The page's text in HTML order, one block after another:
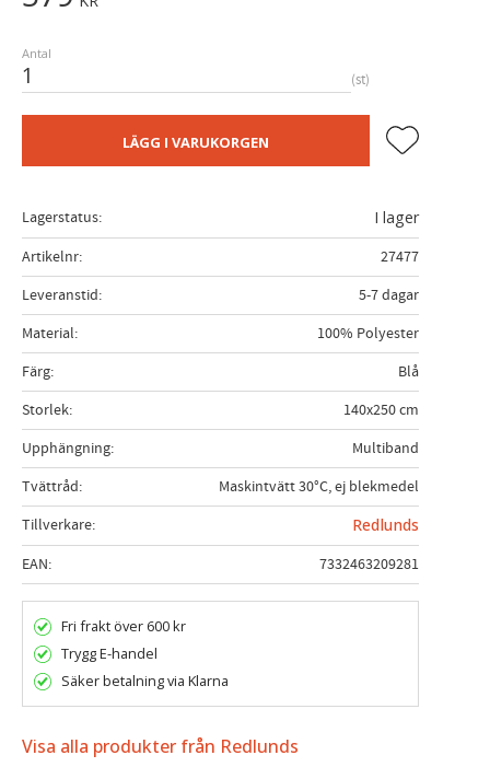
Antal
st
LÄGG I VARUKORGEN Lägg till i
Lagerstatus
I lager
Artikelnr
27477
Leveranstid
5-7 dagar
Material
100% Polyester
Färg
Blå
Storlek
140x250 cm
Upphängning
Multiband
Tvättråd
Maskintvätt 30°C, ej blekmedel
Tillverkare
Redlunds
EAN
7332463209281
Fri frakt över 600 kr
Trygg E-handel
Säker betalning via Klarna
Visa alla produkter från Redlunds